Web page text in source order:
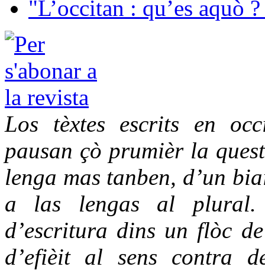
"L’occitan : qu’es aquò
Los tèxtes escrits en
pausan çò prumièr la
lenga mas tanben, d’un
a las lengas al plural.
d’escritura dins un flòc
d’efièit al sens contra